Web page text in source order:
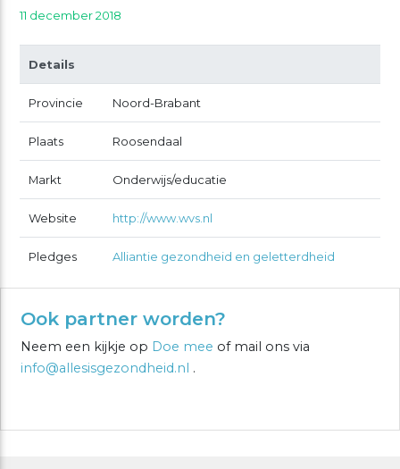
11 december 2018
Details
Provincie Noord-Brabant
Plaats Roosendaal
Markt Onderwijs/educatie
Website http://www.wvs.nl
Pledges Alliantie gezondheid en geletterdheid
Ook partner worden?
Neem een kijkje op Doe mee of mail ons via
info@allesisgezondheid.nl .